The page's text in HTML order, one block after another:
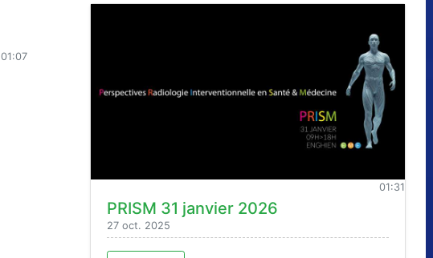
01:07
01:31
PRISM 31 janvier 2026
27 oct. 2025